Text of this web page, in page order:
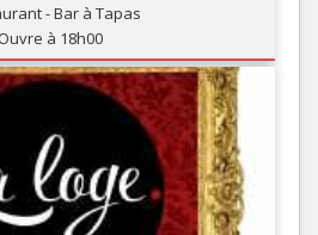
- Bar à Tapas
Ouvre à 18h00